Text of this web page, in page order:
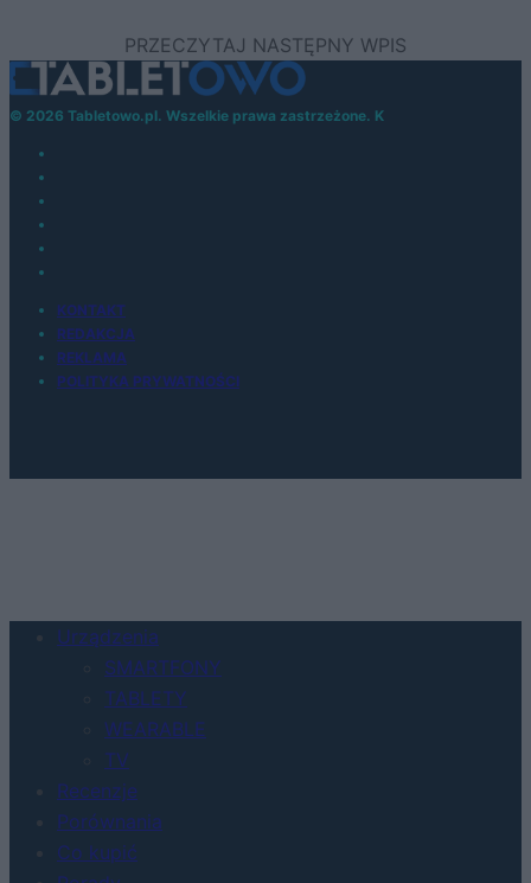
© 2026 Tabletowo.pl. Wszelkie prawa zastrzeżone. K
KONTAKT
REDAKCJA
REKLAMA
POLITYKA PRYWATNOŚCI
Urządzenia
SMARTFONY
TABLETY
WEARABLE
TV
Recenzje
Porównania
Co kupić